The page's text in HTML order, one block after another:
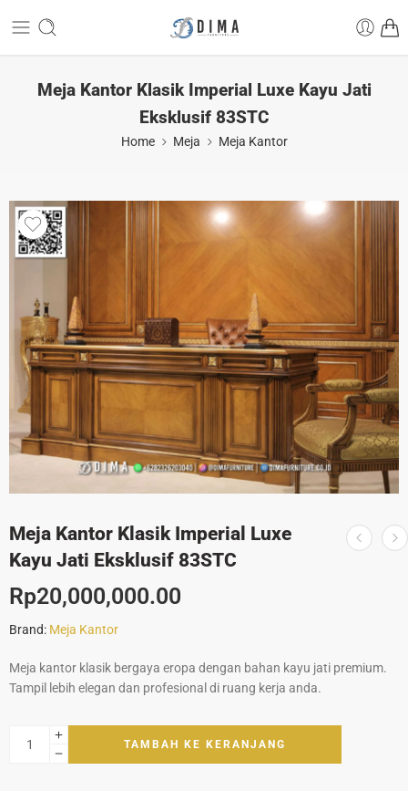
Meja Kantor Klasik Imperial Luxe Kayu Jati
Eksklusif 83STC
Home Meja Meja Kantor
Meja Kantor Klasik Imperial Luxe
Kayu Jati Eksklusif 83STC
Rp20,000,000.00
Brand: Meja Kantor
Meja kantor klasik bergaya eropa dengan bahan kayu jati premium.
Tampil lebih elegan dan profesional di ruang kerja anda.
TAMBAH KE KERANJANG